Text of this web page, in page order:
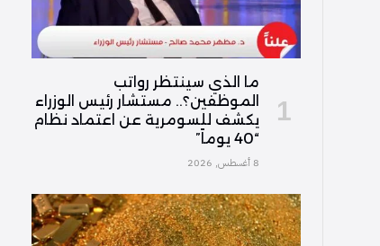
ما الذي سينتظر رواتب
الموظفين؟.. مستشار رئيس الوزراء
يكشف للسومرية عن اعتماد نظام
“40 يوماً”
8 أغسطس, 2026